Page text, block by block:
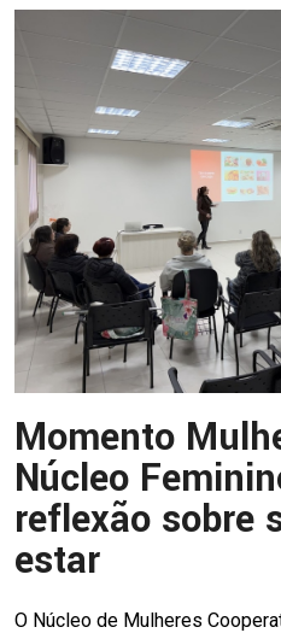
Momento
Núcleo
reflexão sobre
estar
O Núcleo de Mulheres